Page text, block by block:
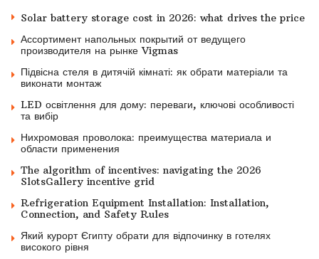
Solar battery storage cost in 2026: what drives the price
Ассортимент напольных покрытий от ведущего
производителя на рынке Vigmas
Підвісна стеля в дитячій кімнаті: як обрати матеріали та
виконати монтаж
LED освітлення для дому: переваги, ключові особливості
та вибір
Нихромовая проволока: преимущества материала и
области применения
The algorithm of incentives: navigating the 2026
SlotsGallery incentive grid
Refrigeration Equipment Installation: Installation,
Connection, and Safety Rules
Який курорт Єгипту обрати для відпочинку в готелях
високого рівня